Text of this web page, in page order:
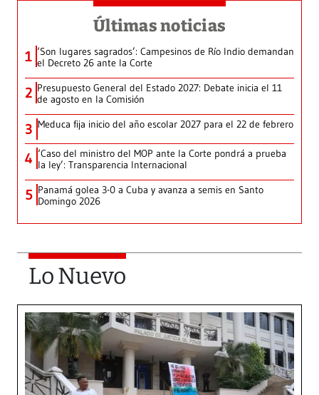
Últimas noticias
1 ‘Son lugares sagrados’: Campesinos de Río Indio demandan
el Decreto 26 ante la Corte
2 Presupuesto General del Estado 2027: Debate inicia el 11
de agosto en la Comisión
3 Meduca fija inicio del año escolar 2027 para el 22 de febrero
4 ‘Caso del ministro del MOP ante la Corte pondrá a prueba
la ley’: Transparencia Internacional
5 Panamá golea 3-0 a Cuba y avanza a semis en Santo
Domingo 2026
Lo Nuevo